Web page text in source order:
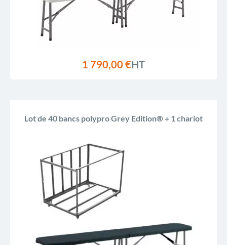
1 790,00 €HT
Lot de 40 bancs polypro Grey Edition® + 1 chariot